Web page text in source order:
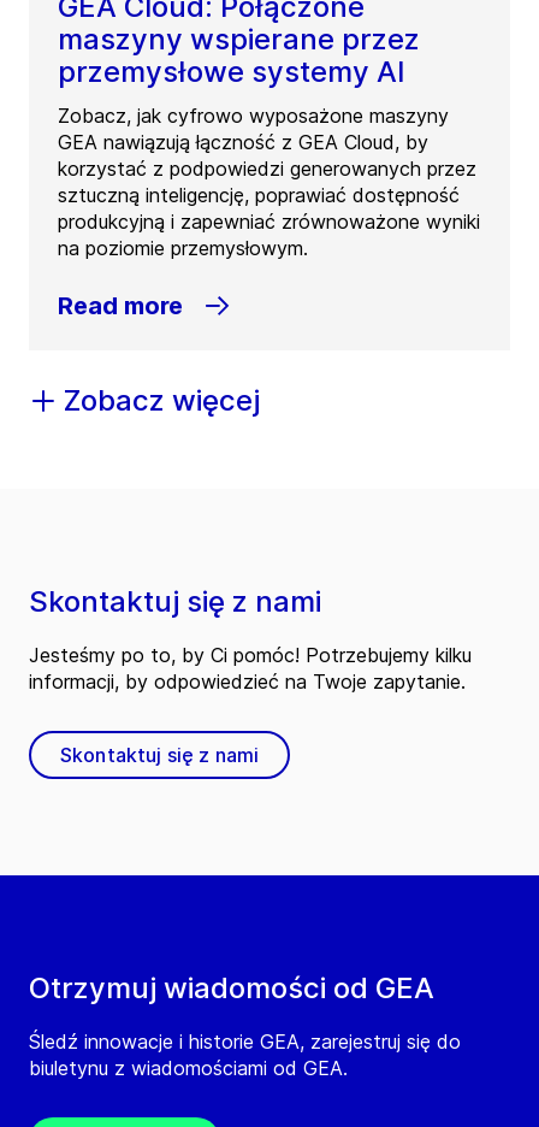
maszyny wspierane przez
przemysłowe systemy AI
Zobacz, jak cyfrowo wyposażone maszyny
GEA nawiązują łączność z GEA Cloud, by
korzystać z podpowiedzi generowanych przez
sztuczną inteligencję, poprawiać dostępność
produkcyjną i zapewniać zrównoważone wyniki
na poziomie przemysłowym.
Read more
Zobacz więcej
Otrzymuj wiadomości od GEA
Śledź innowacje i historie GEA, zarejestruj się do
biuletynu z wiadomościami od GEA.
Skontaktuj się z nami
Jesteśmy po to, by Ci pomóc! Potrzebujemy kilku
informacji, by odpowiedzieć na Twoje zapytanie.
Skontaktuj się z nami